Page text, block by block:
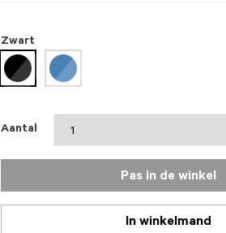
Zwart
geselecteerd
Aantal
Pas in de winkel
In winkelmand